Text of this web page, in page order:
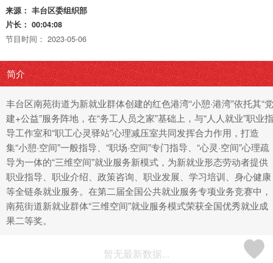
来源： 丰台区委组织部
片长： 00:04:08
节目时间： 2023-05-06
简介
丰台区南苑街道为新就业群体创建的红色港湾“小憩·港湾”依托其“党
建+公益”服务阵地，在“务工人员之家”基础上，与“人人就业”职业指
导工作室和“职工心灵驿站”心理减压室共同发挥合力作用，打造
集“小憩·空间”一般指导、“职场·空间”专门指导、“心灵·空间”心理疏
导为一体的“三维空间”就业服务新模式，为新就业形态劳动者提供
职业指导、职业介绍、政策咨询、职业发展、学习培训、身心健康
等全链条就业服务。在第二届全国公共就业服务专项业务竞赛中，
南苑街道新就业群体“三维空间”就业服务模式荣获全国优秀就业成
果二等奖。
暂无最新数据...